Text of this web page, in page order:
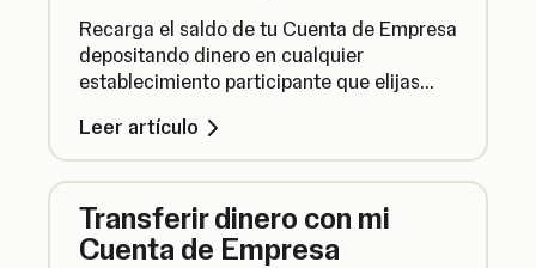
Recarga el saldo de tu Cuenta de Empresa
depositando dinero en cualquier
establecimiento participante que elijas
la aplicación SumUp Business.
Leer artículo
Transferir dinero con mi
Cuenta de Empresa